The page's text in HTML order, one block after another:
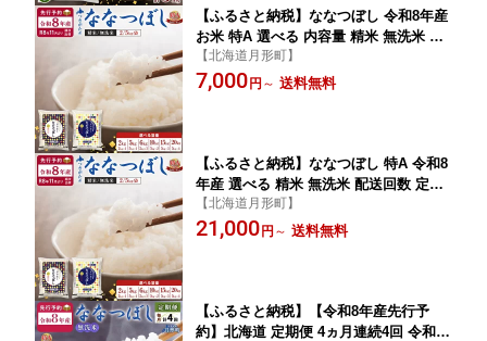
【ふるさと納税】ななつぼし 令和8年産
お米 特A 選べる 内容量 精米 無洗米 米
【2026年11月より発送予定】北海道 月
形産 ご飯 白米 ごはん 国産 ブランド米
【北海道月形町】
7,000 円 ～ 送料無料
【ふるさと納税】ななつぼし 特A 令和8
年産 選べる 精米 無洗米 配送回数 定期
便 米 【2026年11月より発送予定】北海
道 月形産 白米 ご飯 お米 ごはん 国産 ブ
【北海道月形町】
21,000 円 ～ 送料無料
【ふるさと納税】【令和8年産先行予
約】北海道 定期便 4ヵ月連続4回 令和8